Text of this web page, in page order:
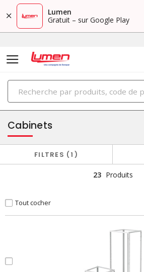
Lumen
Gratuit – sur Google Play
PRODUITS
boîtiers et cabinets
Cabinets
FILTRES 1
23 Produits
Tout cocher